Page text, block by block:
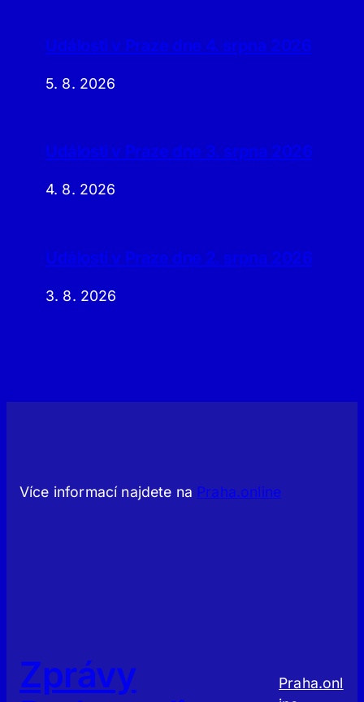
Události v Praze dne 4. srpna 2026
5. 8. 2026
Události v Praze dne 3. srpna 2026
4. 8. 2026
Události v Praze dne 2. srpna 2026
3. 8. 2026
Více informací najdete na Praha.online
Zprávy
Praha.onl